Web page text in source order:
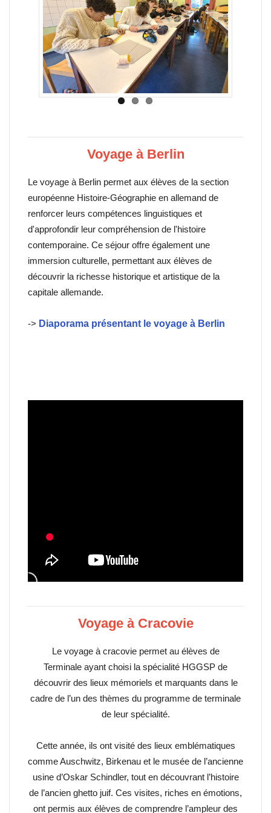
Voyage à Berlin
Le voyage à Berlin permet aux élèves de la section
européenne Histoire-Géographie en allemand de
renforcer leurs compétences linguistiques et
d'approfondir leur compréhension de l'histoire
contemporaine. Ce séjour offre également une
immersion culturelle, permettant aux élèves de
découvrir la richesse historique et artistique de la
capitale allemande.
-> Diaporama présentant le voyage à Berlin
Voyage à Cracovie
Le voyage à cracovie permet au élèves de
Terminale ayant choisi la spécialité HGGSP de
découvrir des lieux mémoriels et marquants dans le
cadre de l’un des thèmes du programme de terminale
de leur spécialité.
Cette année, ils ont visité des lieux emblématiques
comme Auschwitz, Birkenau et le musée de l’ancienne
usine d’Oskar Schindler, tout en découvrant l’histoire
de l’ancien ghetto juif. Ces visites, riches en émotions,
ont permis aux élèves de comprendre l’ampleur des